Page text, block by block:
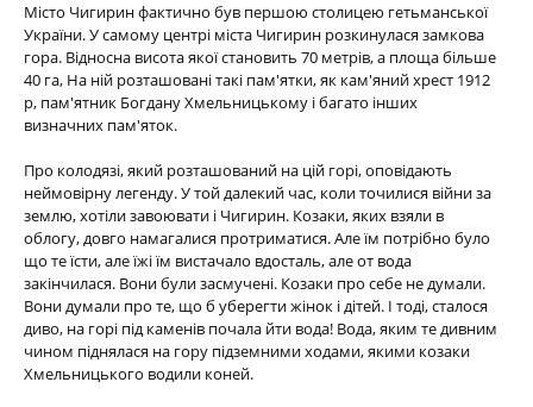
Місто Чигирин фактично був першою столицею гетьманської
України. У самому центрі міста Чигирин розкинулася замкова
гора. Відносна висота якої становить 70 метрів, а площа більше
40 га, На ній розташовані такі пам'ятки, як кам'яний хрест 1912
р, пам'ятник Богдану Хмельницькому і багато інших
визначних пам'яток.
Про колодязі, який розташований на цій горі, оповідають
неймовірну легенду. У той далекий час, коли точилися війни за
землю, хотіли завоювати і Чигирин. Козаки, яких взяли в
облогу, довго намагалися протриматися. Але їм потрібно було
що те їсти, але їжі їм вистачало вдосталь, але от вода
закінчилася. Вони були засмучені. Козаки про себе не думали.
Вони думали про те, що б уберегти жінок і дітей. І тоді, сталося
диво, на горі під каменів почала йти вода! Вода, яким те дивним
чином піднялася на гору підземними ходами, якими козаки
Хмельницького водили коней.